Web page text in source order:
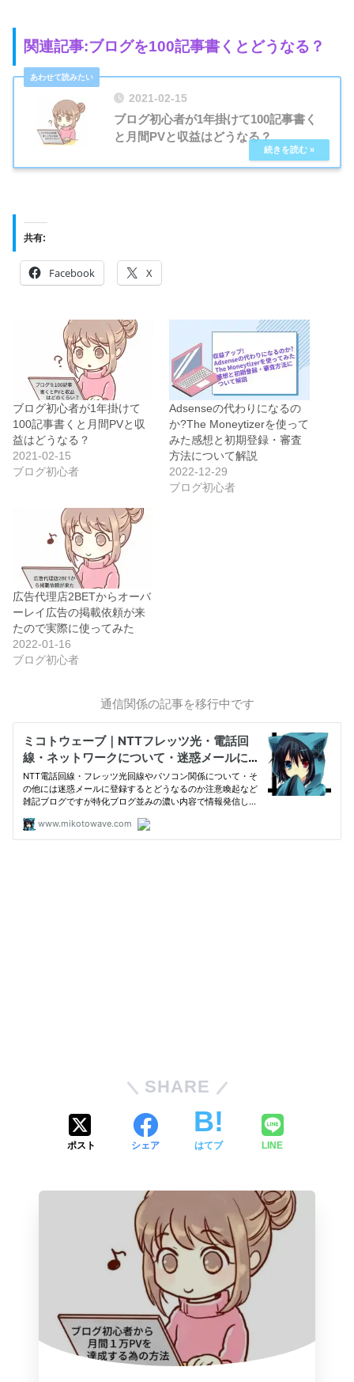
関連記事:ブログを100記事書くとどうなる？
2021-02-15
ブログ初心者が1年掛けて100記事書く
と月間PVと収益はどうなる？
共有:
Facebook X
ブログ初心者が1年掛けて
100記事書くと月間PVと収
益はどうなる？
2021-02-15
ブログ初心者
Adsenseの代わりになるの
か?The Moneytizerを使って
みた感想と初期登録・審査
方法について解説
2022-12-29
ブログ初心者
広告代理店2BETからオーバ
ーレイ広告の掲載依頼が来
たので実際に使ってみた
2022-01-16
ブログ初心者
通信関係の記事を移行中です
SHARE
ポスト シェア はてブ LINE